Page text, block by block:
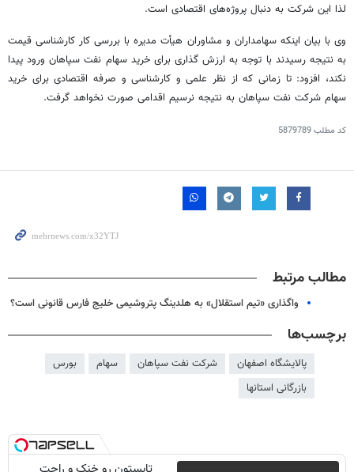
لذا این شرکت به دنبال پروژه‌های اقتصادی است.
وی با بیان اینکه سهامداران و مشاوران هیأت مدیره با بررسی کار کارشناسی قیمت
به نتیجه رسیدند با توجه به ارزش گذاری برای خرید سهام نفت سپاهان ورود پیدا
نکند، افزود: تا زمانی که از نظر علمی و کارشناسی و صرفه اقتصادی برای خرید
سهام شرکت نفت سپاهان به نتیجه نرسیم اقدامی صورت نخواهد گرفت.
کد مطلب5879789
مطالب مرتبط
واگذاری «تیم استقلال» به هلدینگ پتروشیمی خلیج فارس قانونی است؟
برچسب‌ها
پالایشگاه اصفهان شرکت نفت سپاهان سهام
بورس
بازرگانی استانها